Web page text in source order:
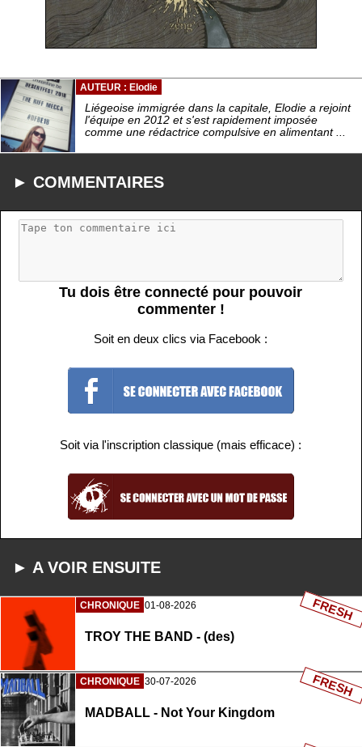
AUTEUR : Elodie
Liégeoise immigrée dans la capitale, Elodie a rejoint
l'équipe en 2012 et s'est rapidement imposée
comme une rédactrice compulsive en alimentant ...
► COMMENTAIRES
Tu dois être connecté pour pouvoir
commenter !
Soit en deux clics via Facebook :
Soit via l'inscription classique (mais efficace) :
► A VOIR ENSUITE
CHRONIQUE 01-08-2026
TROY THE BAND - (des)
FRESH
CHRONIQUE 30-07-2026
MADBALL - Not Your Kingdom
FRESH